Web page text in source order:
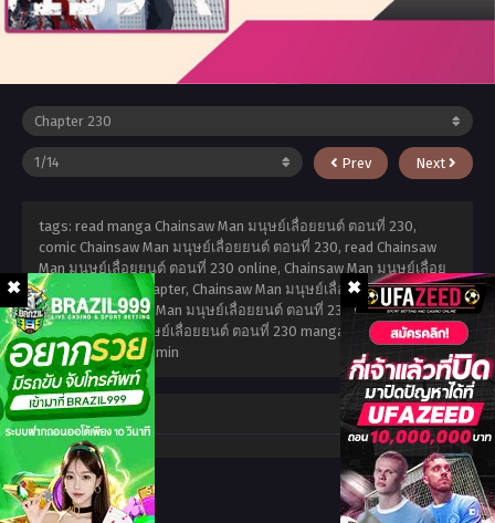
Prev Next
tags: read manga Chainsaw Man มนุษย์เลื่อยยนต์ ตอนที่ 230,
comic Chainsaw Man มนุษย์เลื่อยยนต์ ตอนที่ 230, read Chainsaw
Man มนุษย์เลื่อยยนต์ ตอนที่ 230 online, Chainsaw Man มนุษย์เลื่อย
ยนต์ ตอนที่ 230 chapter, Chainsaw Man มนุษย์เลื่อยยนต์ ตอนที่ 230
chapter, Chainsaw Man มนุษย์เลื่อยยนต์ ตอนที่ 230 high quality,
Chainsaw Man มนุษย์เลื่อยยนต์ ตอนที่ 230 manga scan,
กุมภาพันธ์
27, 2026,admin admin
Comment